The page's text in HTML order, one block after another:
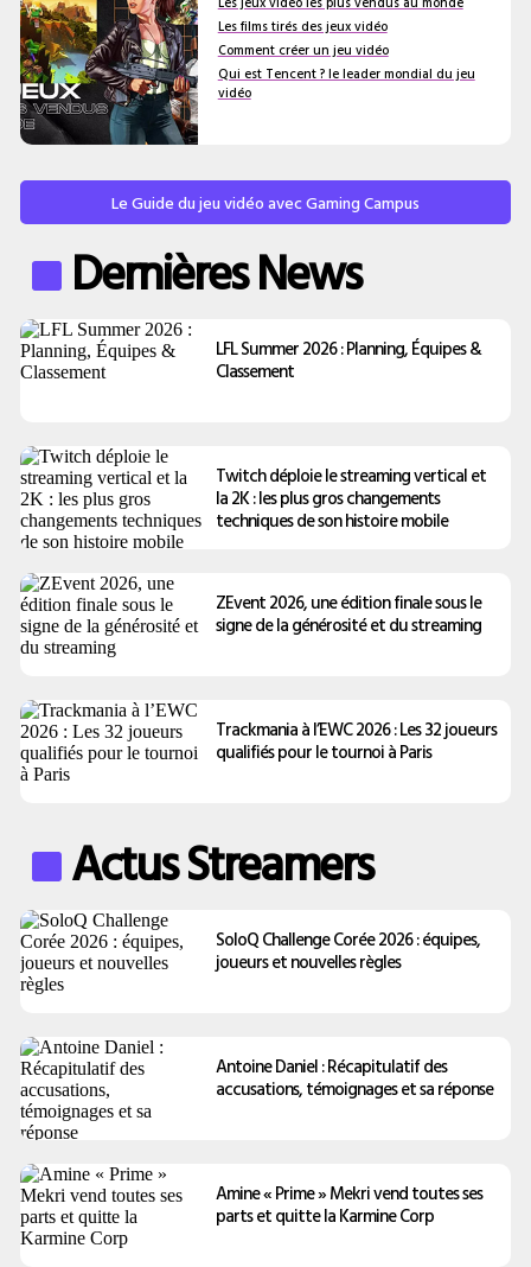
Les films tirés des jeux vidéo
Comment créer un jeu vidéo
Qui est Tencent ? le leader mondial du jeu
vidéo
Le Guide du jeu vidéo avec Gaming Campus
Dernières News
LFL Summer 2026 : Planning, Équipes &
Classement
Twitch déploie le streaming vertical et
la 2K : les plus gros changements
techniques de son histoire mobile
ZEvent 2026, une édition finale sous le
signe de la générosité et du streaming
Trackmania à l’EWC 2026 : Les 32 joueurs
qualifiés pour le tournoi à Paris
Actus Streamers
SoloQ Challenge Corée 2026 : équipes,
joueurs et nouvelles règles
Antoine Daniel : Récapitulatif des
accusations, témoignages et sa réponse
Amine « Prime » Mekri vend toutes ses
parts et quitte la Karmine Corp